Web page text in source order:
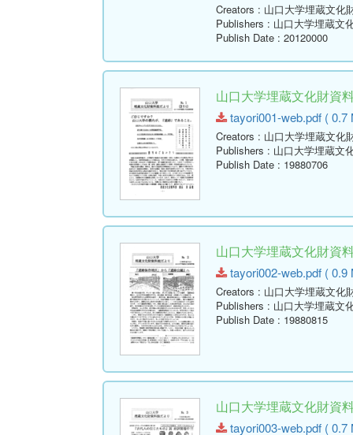
Creators : 山口大学埋蔵文化
Publishers : 山口大学埋蔵文
Publish Date : 20120000
山口大学埋蔵文化財資
tayori001-web.pdf ( 0.7
Creators : 山口大学埋蔵文化
Publishers : 山口大学埋蔵文
Publish Date : 19880706
山口大学埋蔵文化財資
tayori002-web.pdf ( 0.9
Creators : 山口大学埋蔵文化
Publishers : 山口大学埋蔵文
Publish Date : 19880815
山口大学埋蔵文化財資
tayori003-web.pdf ( 0.7